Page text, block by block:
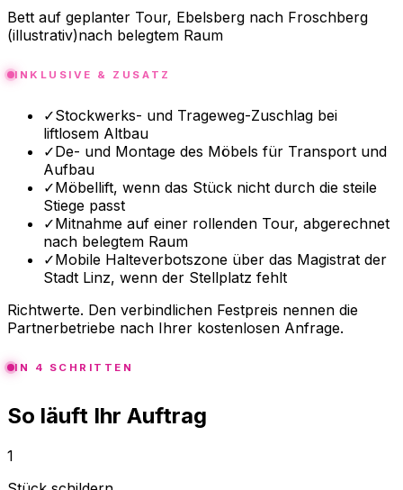
Bett auf geplanter Tour, Ebelsberg nach Froschberg
(illustrativ)nach belegtem Raum
INKLUSIVE & ZUSATZ
✓Stockwerks- und Trageweg-Zuschlag bei
liftlosem Altbau
✓De- und Montage des Möbels für Transport und
Aufbau
✓Möbellift, wenn das Stück nicht durch die steile
Stiege passt
✓Mitnahme auf einer rollenden Tour, abgerechnet
nach belegtem Raum
✓Mobile Halteverbotszone über das Magistrat der
Stadt Linz, wenn der Stellplatz fehlt
Richtwerte. Den verbindlichen Festpreis nennen die
Partnerbetriebe nach Ihrer kostenlosen Anfrage.
IN 4 SCHRITTEN
So läuft Ihr Auftrag
1